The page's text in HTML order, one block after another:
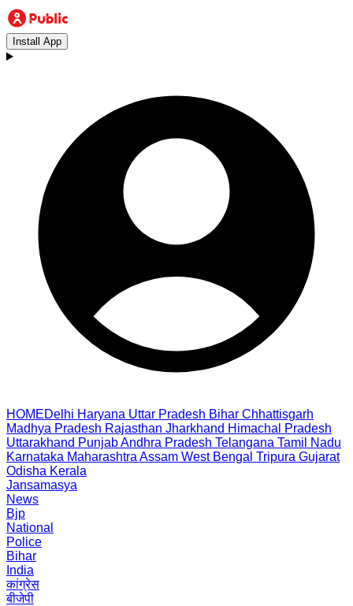
Install App
HOMEDelhi Haryana Uttar Pradesh Bihar Chhattisgarh
Madhya Pradesh Rajasthan Jharkhand Himachal Pradesh
Uttarakhand PunjabAndhra Pradesh Telangana Tamil Nadu
Karnataka Maharashtra Assam West Bengal Tripura Gujarat
Odisha Kerala
Jansamasya
News
Bjp
National
Police
Bihar
India
कांग्रेस
बीजेपी